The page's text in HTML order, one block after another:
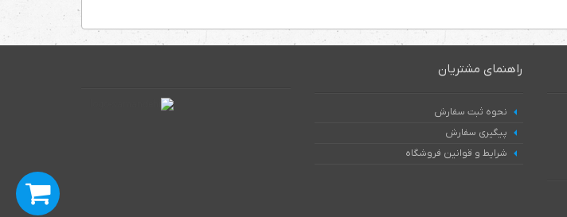
راهنمای مشتریان
نحوه ثبت سفارش
پیگیری سفارش
شرایط و قوانین فروشگاه